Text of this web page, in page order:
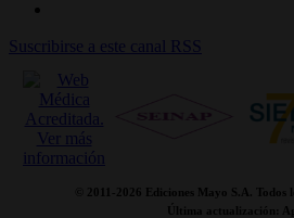
Suscribirse a este canal RSS
© 2011- 2026 Ediciones Mayo S.A. Todos
Última actualización: